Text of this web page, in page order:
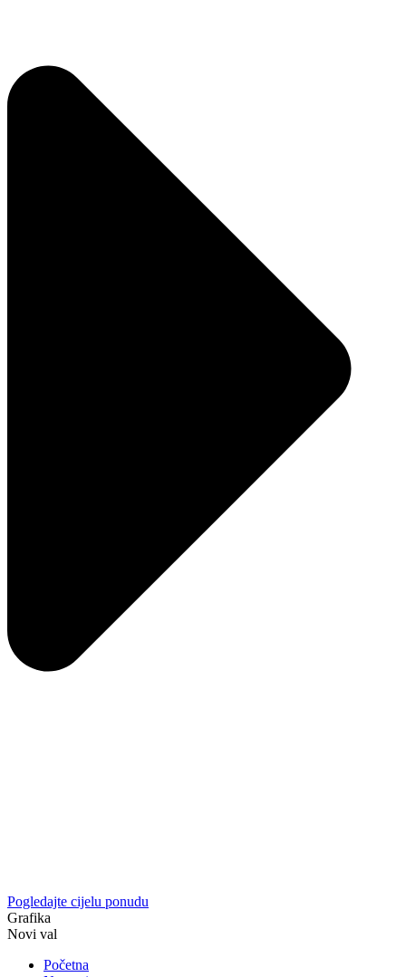
Pogledajte cijelu ponudu
Grafika
Novi val
Početna